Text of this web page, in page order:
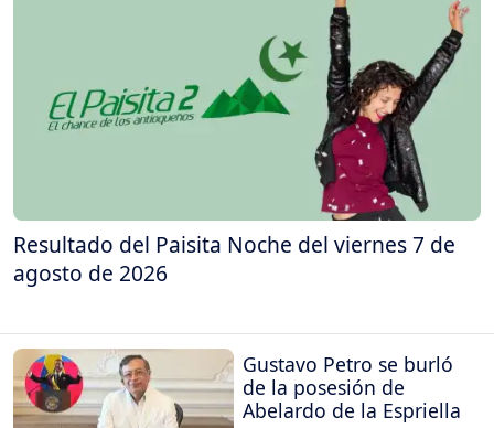
Resultado del Paisita Noche del viernes 7 de
agosto de 2026
Gustavo Petro se burló
de la posesión de
Abelardo de la Espriella